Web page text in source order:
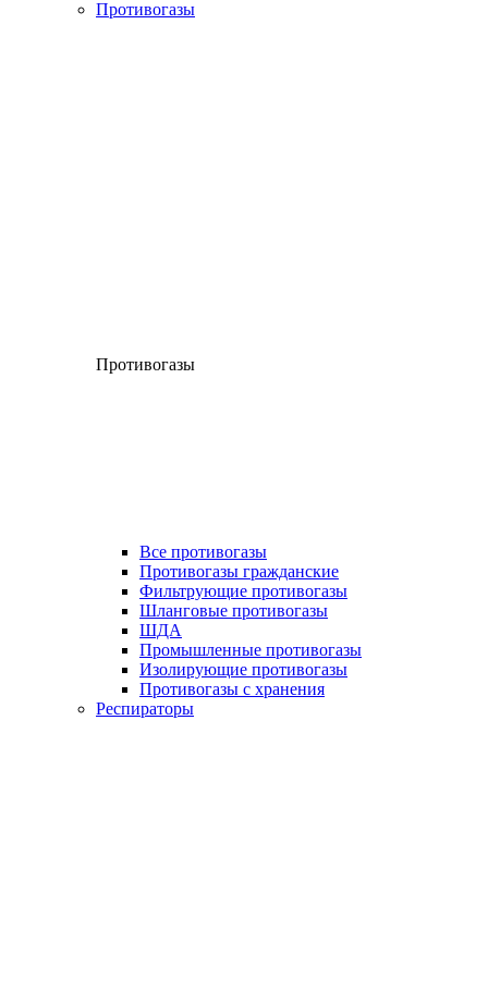
Противогазы
Противогазы
Все противогазы
Противогазы гражданские
Фильтрующие противогазы
Шланговые противогазы
ШДА
Промышленные противогазы
Изолирующие противогазы
Противогазы с хранения
Респираторы